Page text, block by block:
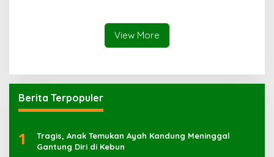
View More
Berita Terpopuler
1
Tragis, Anak Temukan Ayah Kandung Meninggal
Gantung Diri di Kebun